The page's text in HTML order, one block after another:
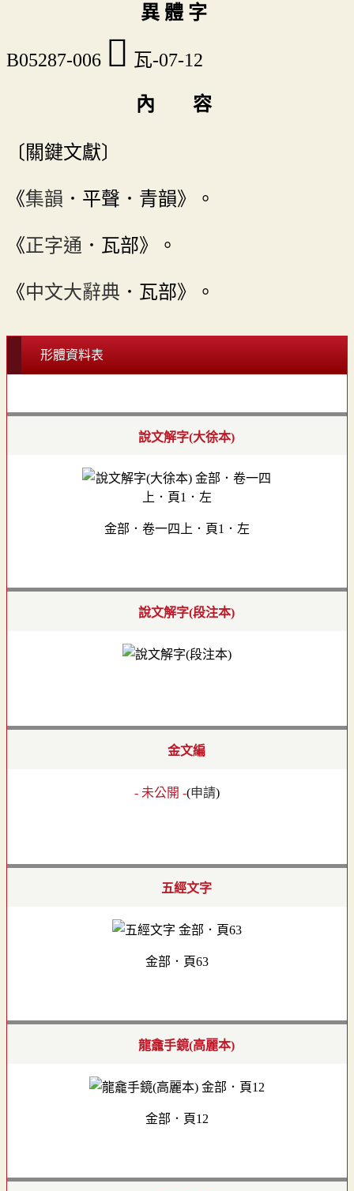
異 體 字
B05287-006 𤭓 瓦-07-12
內 容
〔關鍵文獻〕
《集韻 ．平聲．青韻》。
《正字通 ．瓦部》。
《中文大辭典 ．瓦部》。
形體資料表
說文解字(大徐本)
金部．卷一四上．頁1．左
說文解字(段注本)
金文編
- 未公開 -(申請)
五經文字
金部．頁63
龍龕手鏡(高麗本)
金部．頁12